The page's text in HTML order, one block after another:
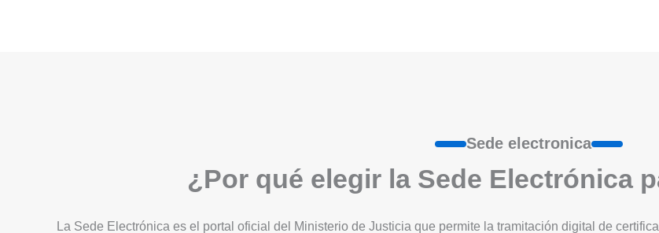
Sede electronica
¿Por qué elegir la Sede Electrónica
La Sede Electrónica es el portal oficial del Ministerio de Justicia que permite la tramitación digital de